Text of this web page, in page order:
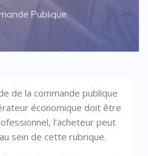
Publique
de la commande publique
économique doit être
l’acheteur peut
sein de cette rubrique.